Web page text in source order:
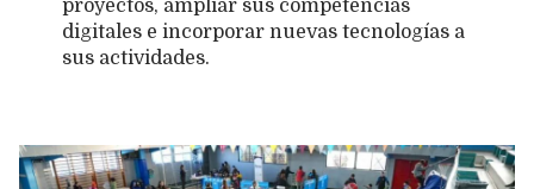
proyectos, ampliar sus competencias
digitales e incorporar nuevas tecnologías a
sus actividades.